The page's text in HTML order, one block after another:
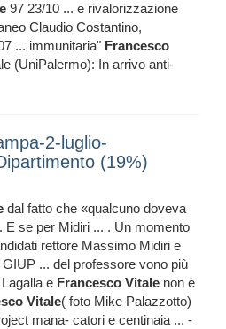
97 23/10 ... e rivalorizzazione
Claudio Costantino,
... immunitaria" Francesco
(UniPalermo): In arrivo anti-
2-luglio-
(19%)
dal fatto che «qualcuno doveva
E se per Midiri ... . Un momento
rettore Massimo Midiri e
... del professore vono più
e Francesco Vitale non è
Vitale( foto Mike Palazzotto)
mana- catori e centinaia ... -